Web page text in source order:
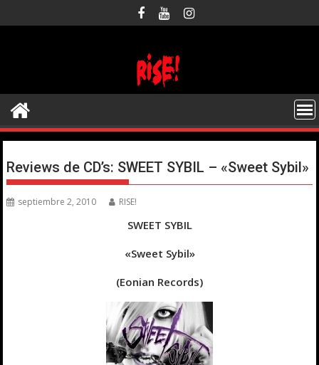
al
Reviews de CD’s: SWEET SYBIL – «Sweet Sybil»
septiembre 2, 2010 RISE!
SWEET SYBIL
«Sweet Sybil»
(Eonian Records)